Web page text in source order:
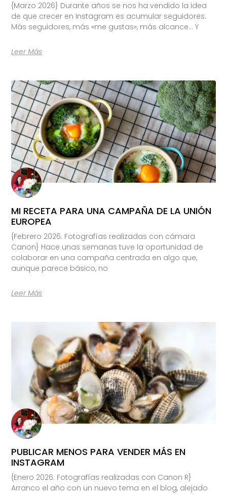
{Marzo 2026} Durante años se nos ha vendido la idea
de que crecer en Instagram es acumular seguidores.
Más seguidores, más «me gustas», más alcance… Y
Leer Más
MI RECETA PARA UNA CAMPAÑA DE LA UNIÓN
EUROPEA
{Febrero 2026. Fotografías realizadas con cámara
Canon} Hace unas semanas tuve la oportunidad de
colaborar en una campaña centrada en algo que,
aunque parece básico, no
Leer Más
PUBLICAR MENOS PARA VENDER MÁS EN
INSTAGRAM
{Enero 2026. Fotografías realizadas con Canon R}
Arranco el año con un nuevo tema en el blog, alejado